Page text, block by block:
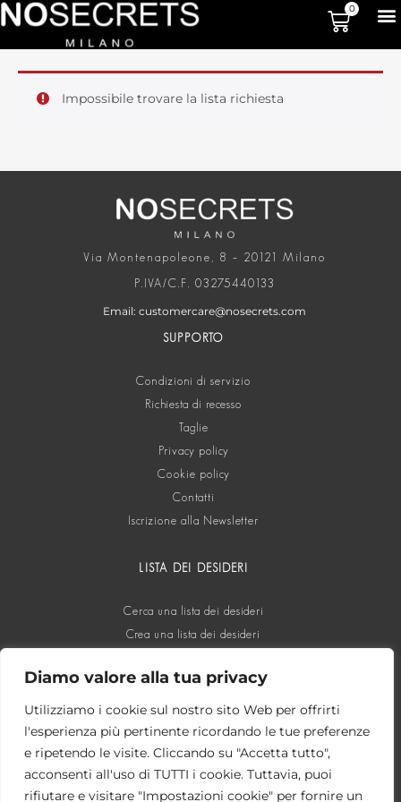
Diamo valore alla tua privacy
Utilizziamo i cookie sul nostro sito Web per offrirti
l'esperienza più pertinente ricordando le tue preferenze
e ripetendo le visite. Cliccando su "Accetta tutto",
acconsenti all'uso di TUTTI i cookie. Tuttavia, puoi
rifiutare e visitare "Impostazioni cookie" per fornire un
0
Impossibile trovare la lista richiesta
Via Montenapoleone, 8 – 20121 Milano
P.IVA/C.F. 03275440133
Email: customercare@nosecrets.com
SUPPORTO
Condizioni di servizio
Richiesta di recesso
Taglie
Privacy policy
Cookie policy
Contatti
Iscrizione alla Newsletter
LISTA DEI DESIDERI
Cerca una lista dei desideri
Crea una lista dei desideri
SOCIAL